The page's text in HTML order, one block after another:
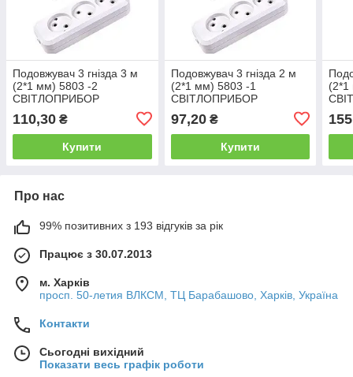
Подовжувач 3 гнізда 3 м
(2*1 мм) 5803 -2
СВІТЛОПРИБОР
110,30 ₴
Купити
Подовжувач 3 гнізда 2 м
(2*1 мм) 5803 -1
СВІТЛОПРИБОР
97,20₴
Купити
Про нас
99% позитивних з 193 відгуків за рік
Працює з 30.07.2013
м. Харків
просп. 50-летия ВЛКСМ, ТЦ Барабашово, Харків, Україна
Контакти
Сьогодні вихідний
Показати весь графік роботи